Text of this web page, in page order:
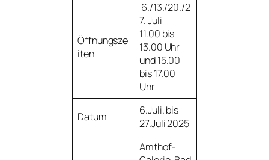
Öffnungsze
iten
6./13./20./2
7. Juli
11.00 bis
13.00 Uhr
und 15.00
bis 17.00
Uhr
Datum
6.Juli. bis
27.Juli 2025
Amthof-